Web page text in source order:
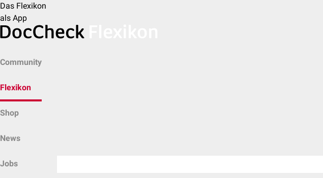
Das Flexikon
als App
Community
Flexikon
Shop
News
Jobs